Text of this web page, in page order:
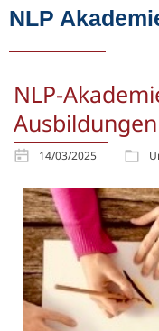
NLP
NLP-
14/03/2025